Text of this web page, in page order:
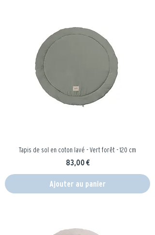
Tapis de sol en coton lavé - Vert forêt - 120 cm
Prix
83,00 €
Ajouter au panier